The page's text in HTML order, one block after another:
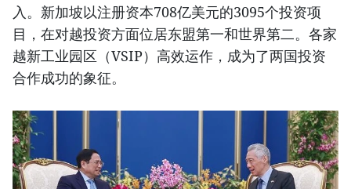
入。新加坡以注册资本708亿美元的3095个投资项
目，在对越投资方面位居东盟第一和世界第二。各家
越新工业园区（VSIP）高效运作，成为了两国投资
合作成功的象征。